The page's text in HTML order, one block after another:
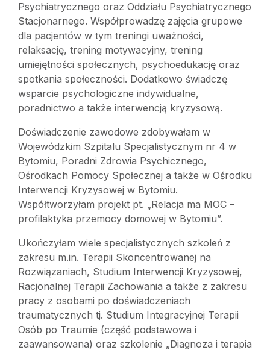
Psychiatrycznego oraz Oddziału Psychiatrycznego
Stacjonarnego. Współprowadzę zajęcia grupowe
dla pacjentów w tym treningi uważności,
relaksację, trening motywacyjny, trening
umiejętności społecznych, psychoedukację oraz
spotkania społeczności. Dodatkowo świadczę
wsparcie psychologiczne indywidualne,
poradnictwo a także interwencją kryzysową.
Doświadczenie zawodowe zdobywałam w
Wojewódzkim Szpitalu Specjalistycznym nr 4 w
Bytomiu, Poradni Zdrowia Psychicznego,
Ośrodkach Pomocy Społecznej a także w Ośrodku
Interwencji Kryzysowej w Bytomiu.
Współtworzyłam projekt pt. „Relacja ma MOC –
profilaktyka przemocy domowej w Bytomiu”.
Ukończyłam wiele specjalistycznych szkoleń z
zakresu m.in. Terapii Skoncentrowanej na
Rozwiązaniach, Studium Interwencji Kryzysowej,
Racjonalnej Terapii Zachowania a także z zakresu
pracy z osobami po doświadczeniach
traumatycznych tj. Studium Integracyjnej Terapii
Osób po Traumie (część podstawowa i
zaawansowana) oraz szkolenie „Diagnoza i terapia